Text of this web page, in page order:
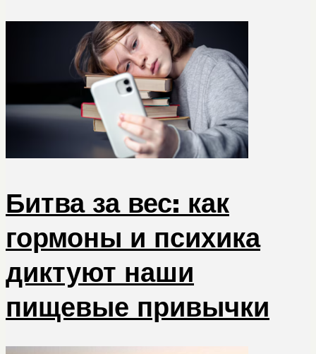
Битва за вес: как
гормоны и психика
диктуют наши
пищевые привычки